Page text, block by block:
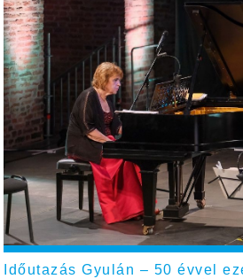
Időutazás Gyulán – 50 évvel